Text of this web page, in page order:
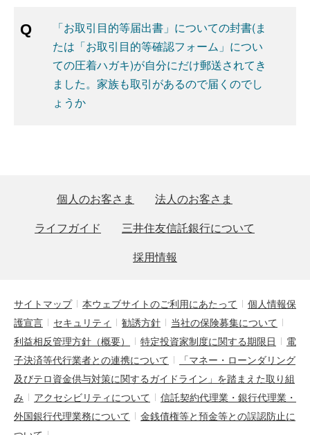
「お取引目的等届出書」についての封書(ま
たは「お取引目的等確認フォーム」につい
ての圧着ハガキ)が自分にだけ郵送されてき
ました。家族も取引があるので届くのでし
ょうか
個人のお客さま
法人のお客さま
ライフガイド
三井住友信託銀行について
採用情報
サイトマップ 本ウェブサイトのご利用にあたって
個人情報保
護宣言
セキュリティ 勧誘方針
当社の保険募集について
利益相反管理方針（概要）
特定投資家制度に関する期限日
電
子決済等代行業者との連携について
「マネー・ローンダリング
及びテロ資金供与対策に関するガイドライン」を踏まえた取り組
み
アクセシビリティについて
信託契約代理業・銀行代理業・
外国銀行代理業務について
金銭債権等と預金等との誤認防止に